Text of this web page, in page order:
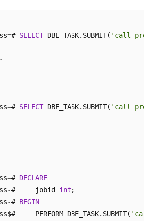
=# SELECT DBE_TASK.SUBMIT( 'call
=# SELECT DBE_TASK.SUBMIT( 'call
=# DECLARE
-#     jobid int ;
-# BEGIN
PERFORM DBE_TASK.SUBMIT(